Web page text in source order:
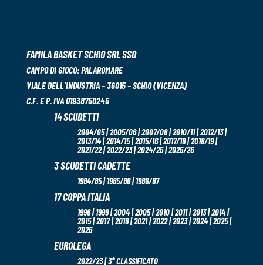
FAMILA BASKET SCHIO SRL SSD
CAMPO DI GIOCO:PALAROMARE
VIALE DELL’INDUSTRIA – 36015 – SCHIO (VICENZA)
C.F. E P. IVA 01938750245
14 SCUDETTI
2004/05 | 2005/06 | 2007/08 | 2010/11 | 2012/13 |
2013/14 | 2014/15 | 2015/16 | 2017/18 | 2018/19 |
2021/22 | 2022/23 | 2024/25 | 2025/26
3 SCUDETTI CADETTE
1984/85 | 1985/86 | 1986/87
17 COPPA ITALIA
1996 | 1999 | 2004 | 2005 | 2010 | 2011 | 2013 | 2014 |
2015 | 2017 | 2018 | 2021 | 2022 | 2023 | 2024 | 2025 |
2026
EUROLEGA
2022/23 | 3° CLASSIFICATO